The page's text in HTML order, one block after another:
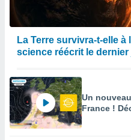
La Terre survivra-t-elle
science réécrit le
Un
France !